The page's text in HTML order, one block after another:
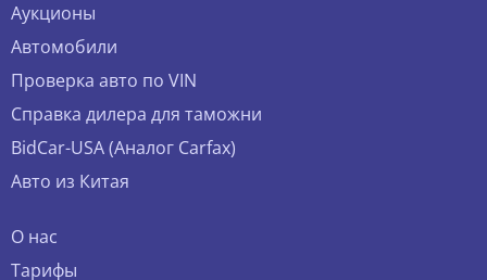
Аукционы
Автомобили
Проверка авто по VIN
Справка дилера для таможни
BidCar-USA (Аналог Carfax)
Авто из Китая
О нас
Тарифы